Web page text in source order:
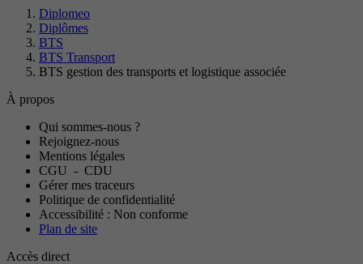
Diplomeo
Diplômes
BTS
BTS Transport
BTS gestion des transports et logistique associée
À propos
Qui sommes-nous ?
Rejoignez-nous
Mentions légales
CGU - CDU
Gérer mes traceurs
Politique de confidentialité
Accessibilité : Non conforme
Plan de site
Accès direct